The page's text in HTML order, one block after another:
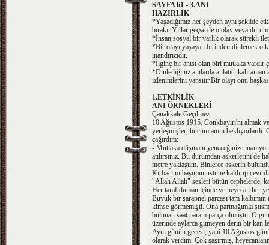
SAYFA 61 - 3.ANI
HAZIRLIK
*Yaşadığımız her şeyden aynı şekilde
bırakır.Yıllar geçse de o olay veya
*İnsan sosyal bir varlık olarak sürekli
*Bir olayı yaşayan birinden dinlemek o
inandırıcıdır.
*İlginç bir anısı olan biri mutlaka vardır
*Dinlediğiniz anılarda anlatıcı
izlenimlerini yansıtır.Bir olayı onu
1.ETKİNLİK
ANI ÖRNEKLERİ
Çanakkale Geçilmez.
10 Ağustos 1915. Conkbayırı'nı almak
yerleşmişler, hücum anını bekliyorlardı.
çağırdım:
- Mutlaka düşmanı yeneceğinize
atılırsınız. Bu durumdan askerlerini de
metre yaklaştım. Binlerce askerin
Kırbacımı başımın üstüne kaldırıp
"Allah Allah" sesleri bütün cephelerde,
Her taraf duman içinde ve heyecan her
Büyük bir şarapnel parçası tam kalbimin
kimse görmemişti. Ona parmağımla
bulunan saat param parça olmuştu. O
üzerinde aylarca gitmeyen derin bir kan
Aynı günün gecesi, yani 10 Ağustos
olarak verdim. Çok şaşırmış,